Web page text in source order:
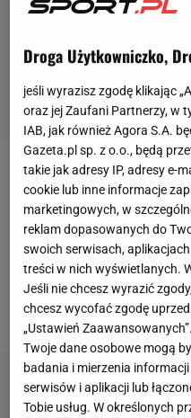
Występująca obecnie
klasydrużyna FC Kursko
piąte miejsce w tabeli.
ze wsi położonej w
większych problemów
4:1 ekipą Chrobry
Droga Użytkowniczko,
jeśli wyrazisz zgodę klikając
oraz jej Zaufani Partnerzy, w
IAB, jak również Agora S.A.
Gazeta.pl sp. z o.o., będą
takie jak adresy IP, adresy e-
cookie lub inne informacje
marketingowych, w
reklam dopasowanych do
swoich serwisach,
treści w nich wyświetlanych.
Jeśli nie chcesz wyrazić
chcesz wycofać zgodę
„Ustawień Zaawansowanych”.
Twoje dane osobowe mogą
badania i mierzenia
serwisów i aplikacji lub
Tobie usług. W określonych